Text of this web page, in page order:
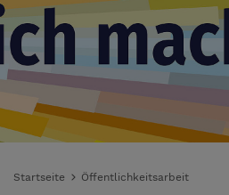
Startseite Öffentlichkeitsarbeit